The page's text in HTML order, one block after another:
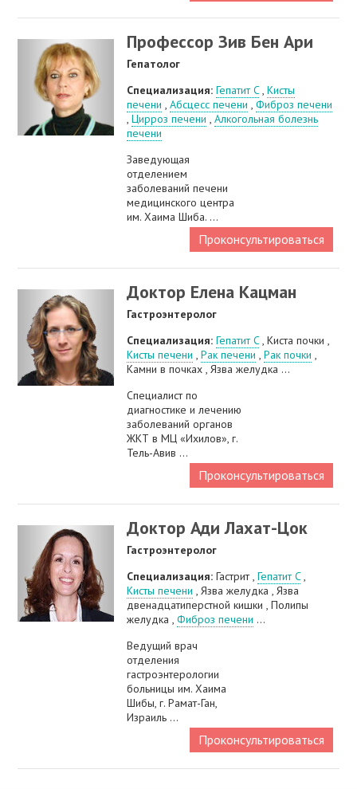
Профессор Зив Бен Ари
Гепатолог
Специализация:Гепатит C,Кисты
печени ,Абсцесс печени ,Фиброз печени
,Цирроз печени ,Алкогольная болезнь
печени
Заведующая
отделением
заболеваний печени
медицинского центра
им. Хаима Шиба. ...
Проконсультироваться
Доктор Елена Кацман
Гастроэнтеролог
Специализация:Гепатит C, Киста почки ,
Кисты печени ,Рак печени ,Рак почки ,
Камни в почках , Язва желудка ...
Специалист по
диагностике и лечению
заболеваний органов
ЖКТ в МЦ «Ихилов», г.
Тель-Авив ...
Проконсультироваться
Доктор Ади Лахат-Цок
Гастроэнтеролог
Специализация:Гастрит ,Гепатит C,
Кисты печени , Язва желудка , Язва
двенадцатиперстной кишки , Полипы
желудка ,Фиброз печени ...
Ведущий врач
отделения
гастроэнтерологии
больницы им. Хаима
Шибы, г. Рамат-Ган,
Израиль ...
Проконсультироваться